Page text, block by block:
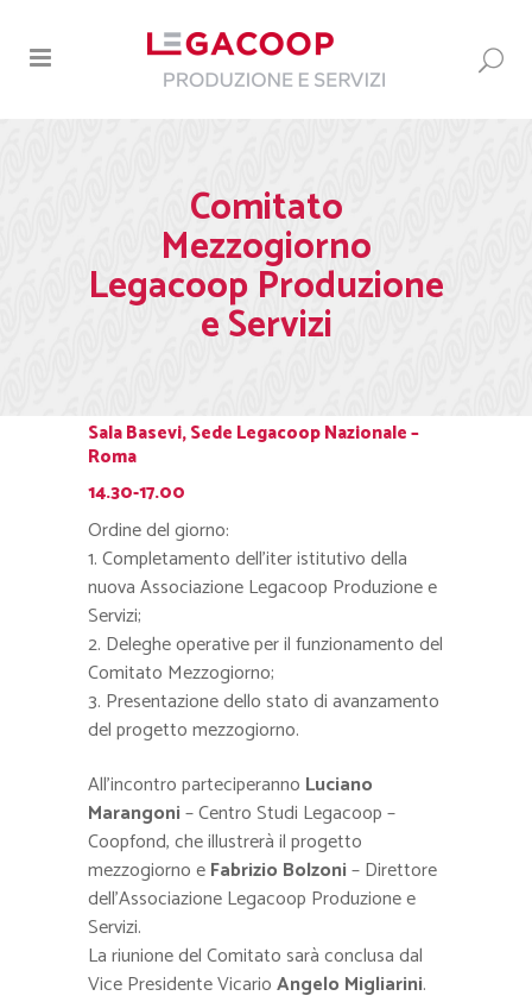
Comitato
Mezzogiorno
Legacoop Produzione
e Servizi
Sala Basevi, Sede Legacoop Nazionale –
Roma
14.30-17.00
Ordine del giorno:
1. Completamento dell’iter istitutivo della
nuova Associazione Legacoop Produzione e
Servizi;
2. Deleghe operative per il funzionamento del
Comitato Mezzogiorno;
3. Presentazione dello stato di avanzamento
del progetto mezzogiorno.
All’incontro parteciperanno Luciano
Marangoni– Centro Studi Legacoop –
Coopfond, che illustrerà il progetto
mezzogiorno eFabrizio Bolzoni– Direttore
dell’Associazione Legacoop Produzione e
Servizi.
La riunione del Comitato sarà conclusa dal
Vice Presidente VicarioAngelo Migliarini.